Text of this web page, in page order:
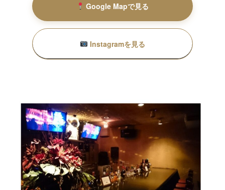
Google Mapで見る
Instagramを見る